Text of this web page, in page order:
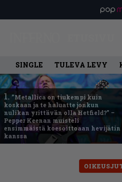
SINGLE TULEVA LEVY
1. ”Metallica on tiukempi kuin
koskaan ja te haluatte jonkun
nulikan yrittävän olla Hetfield?” –
Pepper Keenan muisteli
ensimmäistä koesoittoaan hevijätin
kanssa